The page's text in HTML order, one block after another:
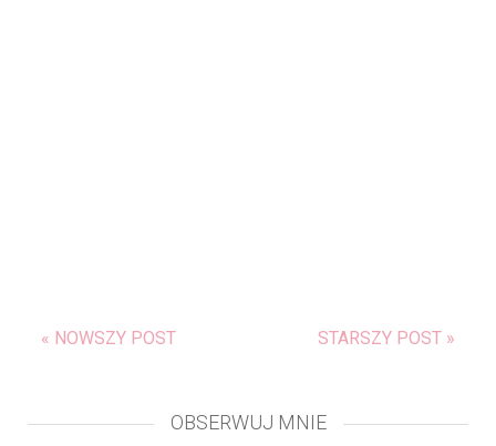
« NOWSZY POST STARSZY POST »
OBSERWUJ MNIE